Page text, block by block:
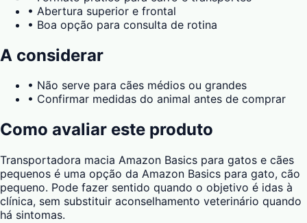
• Abertura superior e frontal
• Boa opção para consulta de rotina
A considerar
• Não serve para cães médios ou grandes
• Confirmar medidas do animal antes de comprar
Como avaliar este produto
Transportadora macia Amazon Basics para gatos e cães
pequenos é uma opção da Amazon Basics para gato, cão
pequeno. Pode fazer sentido quando o objetivo é idas à
clínica, sem substituir aconselhamento veterinário quando
há sintomas.